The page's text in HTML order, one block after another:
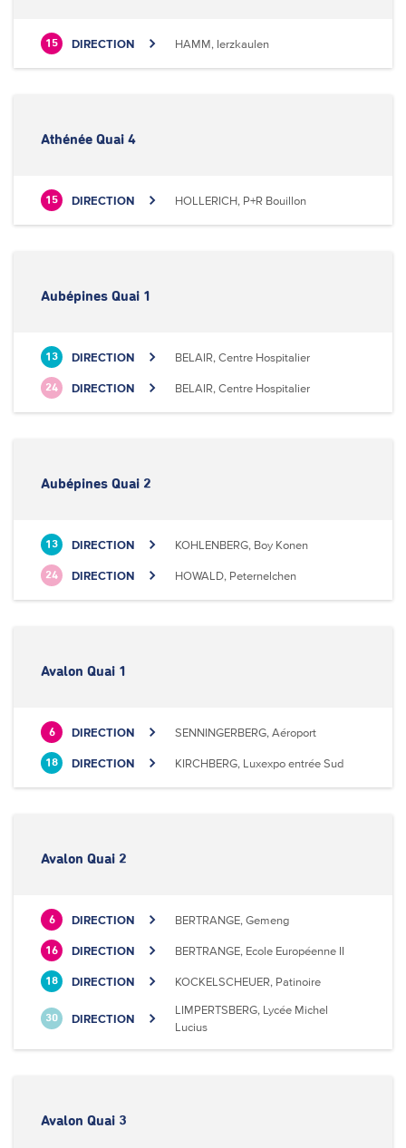
15 DIRECTION HAMM, Ierzkaulen
Athénée Quai 4
15 DIRECTION HOLLERICH, P+R Bouillon
Aubépines Quai 1
13 DIRECTION BELAIR, Centre Hospitalier
24 DIRECTION BELAIR, Centre Hospitalier
Aubépines Quai 2
13 DIRECTION KOHLENBERG, Boy Konen
24 DIRECTION HOWALD, Peternelchen
Avalon Quai 1
6 DIRECTION SENNINGERBERG, Aéroport
18 DIRECTION KIRCHBERG, Luxexpo entrée Sud
Avalon Quai 2
6 DIRECTION BERTRANGE, Gemeng
16 DIRECTION BERTRANGE, Ecole Européenne II
18 DIRECTION KOCKELSCHEUER, Patinoire
30 DIRECTION
LIMPERTSBERG, Lycée Michel
Lucius
Avalon Quai 3